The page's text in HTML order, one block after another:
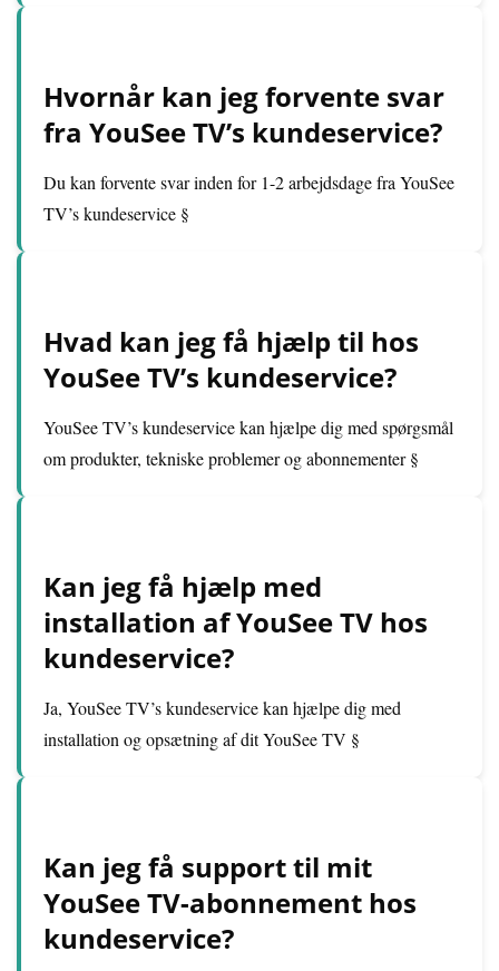
Hvornår kan jeg forvente svar
fra YouSee TV’s kundeservice?
Du kan forvente svar inden for 1-2 arbejdsdage fra YouSee
TV’s kundeservice §
Hvad kan jeg få hjælp til hos
YouSee TV’s kundeservice?
YouSee TV’s kundeservice kan hjælpe dig med spørgsmål
om produkter, tekniske problemer og abonnementer §
Kan jeg få hjælp med
installation af YouSee TV hos
kundeservice?
Ja, YouSee TV’s kundeservice kan hjælpe dig med
installation og opsætning af dit YouSee TV §
Kan jeg få support til mit
YouSee TV-abonnement hos
kundeservice?